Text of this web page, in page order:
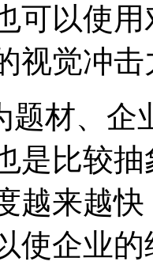
可以使
视觉冲击
题材、
是比较
越来越
使企业